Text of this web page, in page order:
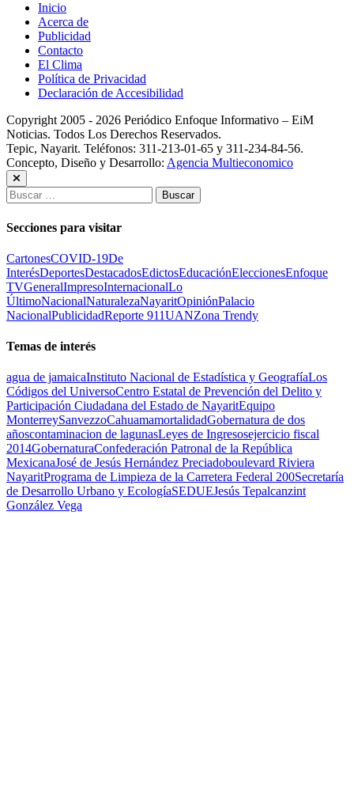
Inicio
Acerca de
Publicidad
Contacto
El Clima
Política de Privacidad
Declaración de Accesibilidad
Copyright 2005 - 2026 Periódico Enfoque Informativo – EiM
Noticias. Todos Los Derechos Reservados.
Tepic, Nayarit. Teléfonos: 311-213-01-65 y 311-234-84-56.
Concepto, Diseño y Desarrollo: Agencia Multieconomico
Buscar:
Secciones para visitar
CartonesCOVID-19De
InterésDeportesDestacadosEdictosEducaciónEleccionesEnfoque
TVGeneralImpresoInternacionalLo
ÚltimoNacionalNaturalezaNayaritOpiniónPalacio
NacionalPublicidadReporte 911UANZona Trendy
Temas de interés
agua de jamaicaInstituto Nacional de Estadística y GeografíaLos
Códigos del UniversoCentro Estatal de Prevención del Delito y
Participación Ciudadana del Estado de NayaritEquipo
MonterreySanvezzoCahuamamortalidadGobernatura de dos
añoscontaminacion de lagunasLeyes de Ingresosejercicio fiscal
2014GobernaturaConfederación Patronal de la República
MexicanaJosé de Jesús Hernández Preciadoboulevard Riviera
NayaritPrograma de Limpieza de la Carretera Federal 200Secretaría
de Desarrollo Urbano y EcologíaSEDUEJesús Tepalcanzint
González Vega